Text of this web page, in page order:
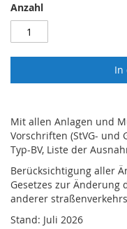
Anzahl
In
Mit allen Anlagen und
Vorschriften (StVG- und
Typ-BV, Liste der
Berücksichtigung aller
Gesetzes zur Änderung
anderer
Stand: Juli 2026